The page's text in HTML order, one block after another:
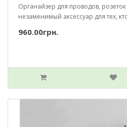
Органайзер для проводов,
незаменимый аксессуар для тех,
960.00грн.